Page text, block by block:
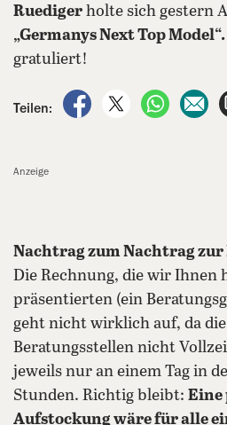
Ruediger holte sich gestern
„Germanys Next Top Model“.
gratuliert!
Teilen:
auf Facebook teilen
auf X teilen
per
Anzeige
Nachtrag zum Nachtrag
Die Rechnung, die wir Ihnen
präsentierten (ein
geht nicht wirklich auf, da
Beratungsstellen nicht
jeweils nur an einem Tag in
Stunden. Richtig bleibt: Eine
Aufstockung wäre für alle